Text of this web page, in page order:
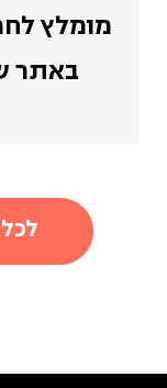
מומלץ
באתר